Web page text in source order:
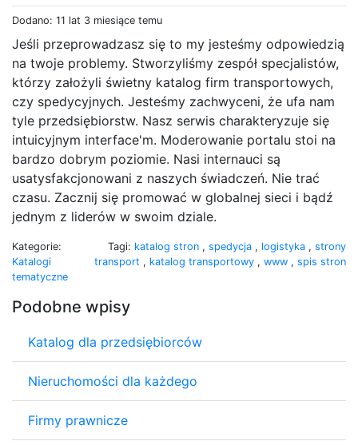
Dodano: 11 lat 3 miesiące temu
Jeśli przeprowadzasz się to my jesteśmy odpowiedzią
na twoje problemy. Stworzyliśmy zespół specjalistów,
którzy założyli świetny katalog firm transportowych,
czy spedycyjnych. Jesteśmy zachwyceni, że ufa nam
tyle przedsiębiorstw. Nasz serwis charakteryzuje się
intuicyjnym interface'm. Moderowanie portalu stoi na
bardzo dobrym poziomie. Nasi internauci są
usatysfakcjonowani z naszych świadczeń. Nie trać
czasu. Zacznij się promować w globalnej sieci i bądź
jednym z liderów w swoim dziale.
Kategorie:
Katalogi
tematyczne
Tagi: katalog stron , spedycja , logistyka , strony
transport , katalog transportowy , www , spis stron
Podobne wpisy
Katalog dla przedsiębiorców
Nieruchomości dla każdego
Firmy prawnicze